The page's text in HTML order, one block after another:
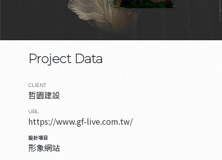
Project Data
CLIENT
哲園建設
URL
https://www.gf-live.com.tw/
設計項目
形象網站